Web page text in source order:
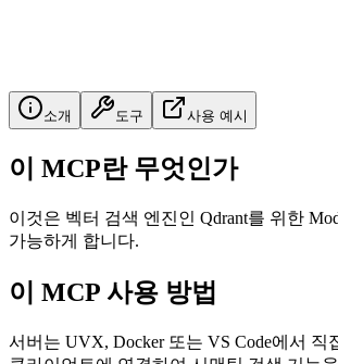
소개 도구 사용 예시
이 MCP란 무엇인가
이것은 벡터 검색 엔진인 Qdrant를 위한
가능하게 합니다.
이 MCP 사용 방법
서버는 UVX, Docker 또는 VS Code에서